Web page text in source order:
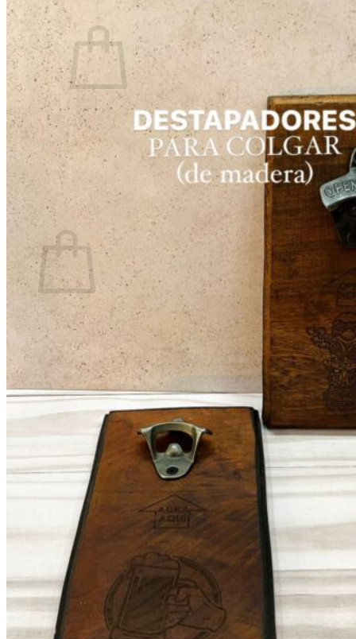
0
No hay productos en el carrito.
Volver a la tienda
0
Carrito
No hay productos en el carrito.
Volver a la tienda